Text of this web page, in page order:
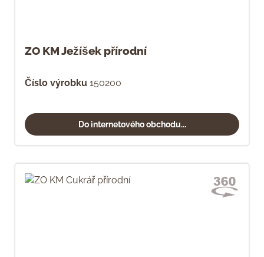
ZO KM Ježíšek přírodní
Číslo výrobku 150200
Do internetového obchodu...